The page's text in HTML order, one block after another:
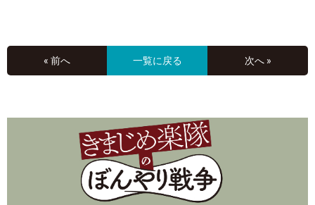
« 前へ 一覧に戻る 次へ »